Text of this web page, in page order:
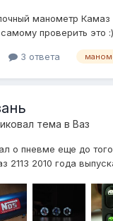
манометр Камаз
проверить это
3 ответа
тема в Ваз
о пневме еще до
2010 года